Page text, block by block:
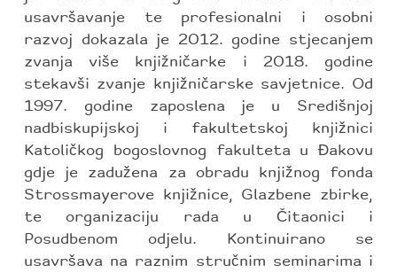
usavršavanje te profesionalni i osobni
razvoj dokazala je 2012. godine stjecanjem
zvanja više knjižničarke i 2018. godine
stekavši zvanje knjižničarske savjetnice. Od
1997. godine zaposlena je u Središnjoj
nadbiskupijskoj i fakultetskoj knjižnici
Katoličkog bogoslovnog fakulteta u Đakovu
gdje je zadužena za obradu knjižnog fonda
Strossmayerove knjižnice, Glazbene zbirke,
te organizaciju rada u Čitaonici i
Posudbenom odjelu. Kontinuirano se
usavršava na raznim stručnim seminarima i